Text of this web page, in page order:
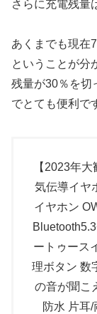
さらに充電残量
あくまでも現在
ということが分
残量が30％を切
でとても便利で
【2023年
気伝導イヤ
イヤホン
ートゥース
理ボタン 数
の音が聞こ
防水 片耳